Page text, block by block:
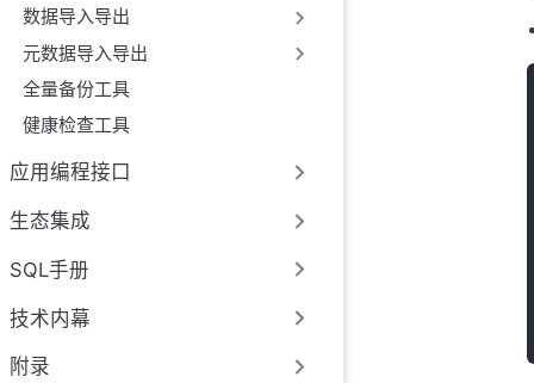
数据导入导出
元数据导入导出
全量备份工具
健康检查工具
应用编程接口
生态集成
SQL手册
技术内幕
附录